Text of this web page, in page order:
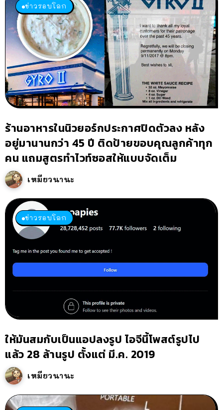
ข่าวรอบโลก
ร้านอาหารในนิวยอร์กประกาศปิดตัวลง หลัง
อยู่มานานกว่า 45 ปี ติดป้ายขอบคุณลูกค้าทุก
คน แถมสูตรทำไวท์ซอสให้แบบจัดเต็ม
เหมียวนานะ
ข่าวรอบโลก
ให้มันสมกับเป็นแอปลงรูป ไอจีนี้โพสต์รูปไป
แล้ว 28 ล้านรูป ตั้งแต่ มี.ค. 2019
เหมียวนานะ